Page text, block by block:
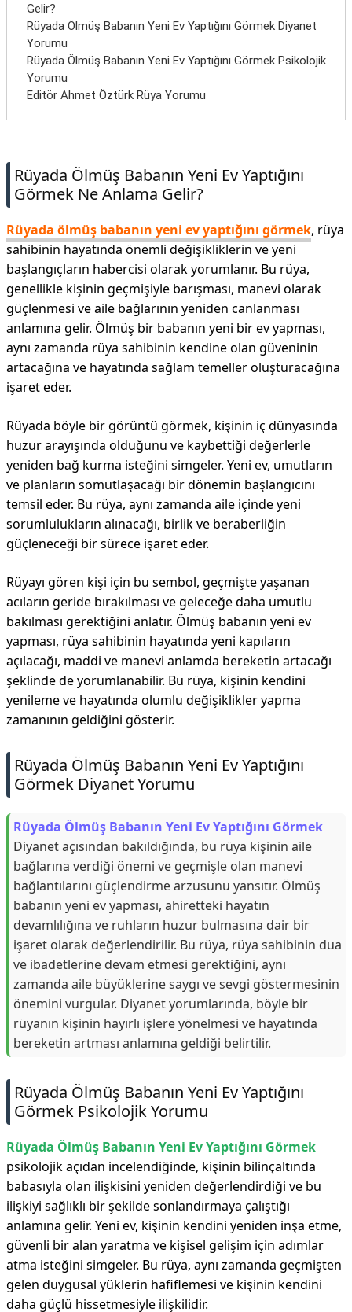
Gelir?
Rüyada Ölmüş Babanın Yeni Ev Yaptığını Görmek Diyanet
Yorumu
Rüyada Ölmüş Babanın Yeni Ev Yaptığını Görmek Psikolojik
Yorumu
Editör Ahmet Öztürk Rüya Yorumu
Rüyada Ölmüş Babanın Yeni Ev Yaptığını
Görmek Ne Anlama Gelir?
Rüyada ölmüş babanın yeni ev yaptığını görmek, rüya
sahibinin hayatında önemli değişikliklerin ve yeni
başlangıçların habercisi olarak yorumlanır. Bu rüya,
genellikle kişinin geçmişiyle barışması, manevi olarak
güçlenmesi ve aile bağlarının yeniden canlanması
anlamına gelir. Ölmüş bir babanın yeni bir ev yapması,
aynı zamanda rüya sahibinin kendine olan güveninin
artacağına ve hayatında sağlam temeller oluşturacağına
işaret eder.
Rüyada böyle bir görüntü görmek, kişinin iç dünyasında
huzur arayışında olduğunu ve kaybettiği değerlerle
yeniden bağ kurma isteğini simgeler. Yeni ev, umutların
ve planların somutlaşacağı bir dönemin başlangıcını
temsil eder. Bu rüya, aynı zamanda aile içinde yeni
sorumlulukların alınacağı, birlik ve beraberliğin
güçleneceği bir sürece işaret eder.
Rüyayı gören kişi için bu sembol, geçmişte yaşanan
acıların geride bırakılması ve geleceğe daha umutlu
bakılması gerektiğini anlatır. Ölmüş babanın yeni ev
yapması, rüya sahibinin hayatında yeni kapıların
açılacağı, maddi ve manevi anlamda bereketin artacağı
şeklinde de yorumlanabilir. Bu rüya, kişinin kendini
yenileme ve hayatında olumlu değişiklikler yapma
zamanının geldiğini gösterir.
Rüyada Ölmüş Babanın Yeni Ev Yaptığını
Görmek Diyanet Yorumu
Rüyada Ölmüş Babanın Yeni Ev Yaptığını Görmek
Diyanet açısından bakıldığında, bu rüya kişinin aile
bağlarına verdiği önemi ve geçmişle olan manevi
bağlantılarını güçlendirme arzusunu yansıtır. Ölmüş
babanın yeni ev yapması, ahiretteki hayatın
devamlılığına ve ruhların huzur bulmasına dair bir
işaret olarak değerlendirilir. Bu rüya, rüya sahibinin dua
ve ibadetlerine devam etmesi gerektiğini, aynı
zamanda aile büyüklerine saygı ve sevgi göstermesinin
önemini vurgular. Diyanet yorumlarında, böyle bir
rüyanın kişinin hayırlı işlere yönelmesi ve hayatında
bereketin artması anlamına geldiği belirtilir.
Rüyada Ölmüş Babanın Yeni Ev Yaptığını
Görmek Psikolojik Yorumu
Rüyada Ölmüş Babanın Yeni Ev Yaptığını Görmek
psikolojik açıdan incelendiğinde, kişinin bilinçaltında
babasıyla olan ilişkisini yeniden değerlendirdiği ve bu
ilişkiyi sağlıklı bir şekilde sonlandırmaya çalıştığı
anlamına gelir. Yeni ev, kişinin kendini yeniden inşa etme,
güvenli bir alan yaratma ve kişisel gelişim için adımlar
atma isteğini simgeler. Bu rüya, aynı zamanda geçmişten
gelen duygusal yüklerin hafiflemesi ve kişinin kendini
daha güçlü hissetmesiyle ilişkilidir.